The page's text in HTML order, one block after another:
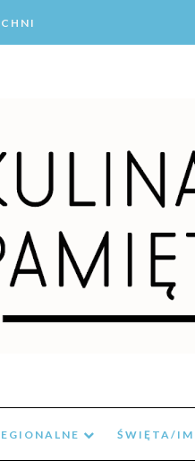
ŚWIĘTA/